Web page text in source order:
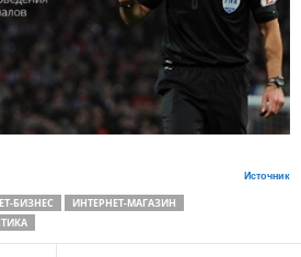
Источник
БИЗНЕС
ИНТЕРНЕТ-МАГАЗИН